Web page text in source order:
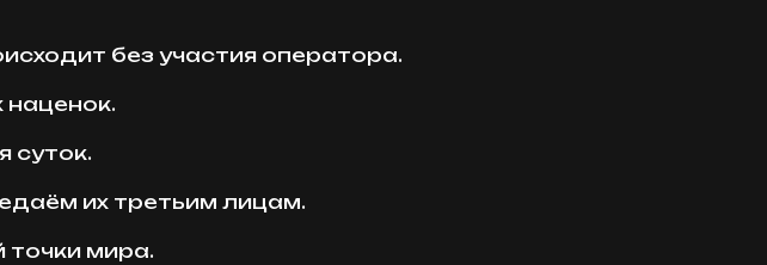
без участия оператора.
наценок.
суток.
их третьим лицам.
мира.